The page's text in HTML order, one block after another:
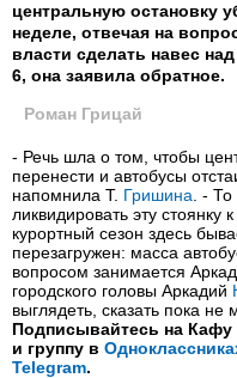
центральную остановку
неделе, отвечая на
власти сделать навес
6, она заявила обратное.
Роман Грицай
- Речь шла о том, чтобы
перенести и автобусы
напомнила Т. Гришина . -
ликвидировать эту стоянку
курортный сезон здесь
перезагружен: масса
вопросом занимается
городского головы Аркадий
выглядеть, сказать пока не
Подписывайтесь на Кафу
и группу в
Telegram.